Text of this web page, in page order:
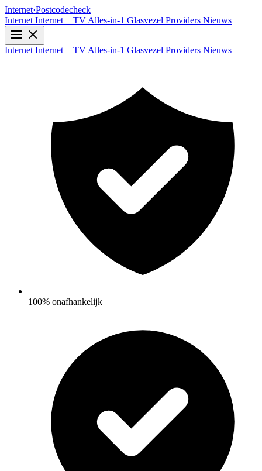
Internet·Postcodecheck
Internet Internet + TV Alles-in-1 Glasvezel Providers Nieuws
Internet Internet + TV Alles-in-1 Glasvezel Providers Nieuws
100% onafhankelijk